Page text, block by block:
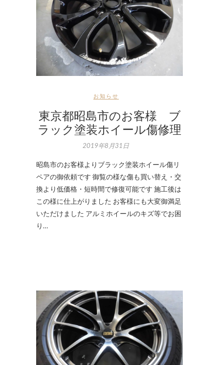
お知らせ
東京都昭島市のお客様 ブ
ラック塗装ホイール傷修理
2019年8月31日
昭島市のお客様よりブラック塗装ホイール傷リ
ペアの御依頼です 御覧の様な傷も買い替え・交
換より低価格・短時間で修復可能です 施工後は
この様に仕上がりました お客様にも大変御満足
いただけました アルミホイールのキズ等でお困
り…